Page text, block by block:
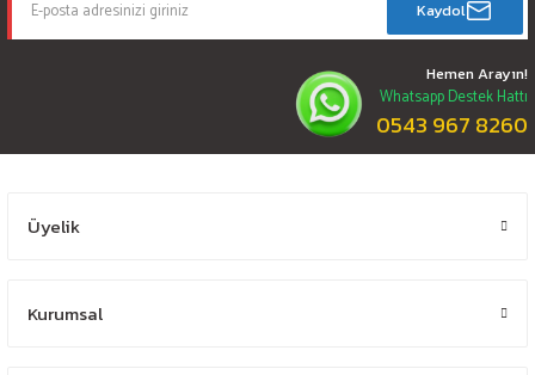
Kaydol
Hemen Arayın!
Whatsapp Destek Hattı
0543 967 8260
Üyelik
Kurumsal